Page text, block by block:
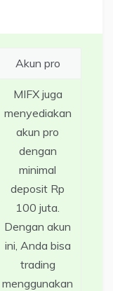
Akun pro
MIFX juga
menyediakan
akun pro
dengan
minimal
deposit Rp
100 juta.
Dengan akun
ini, Anda bisa
trading
menggunakan